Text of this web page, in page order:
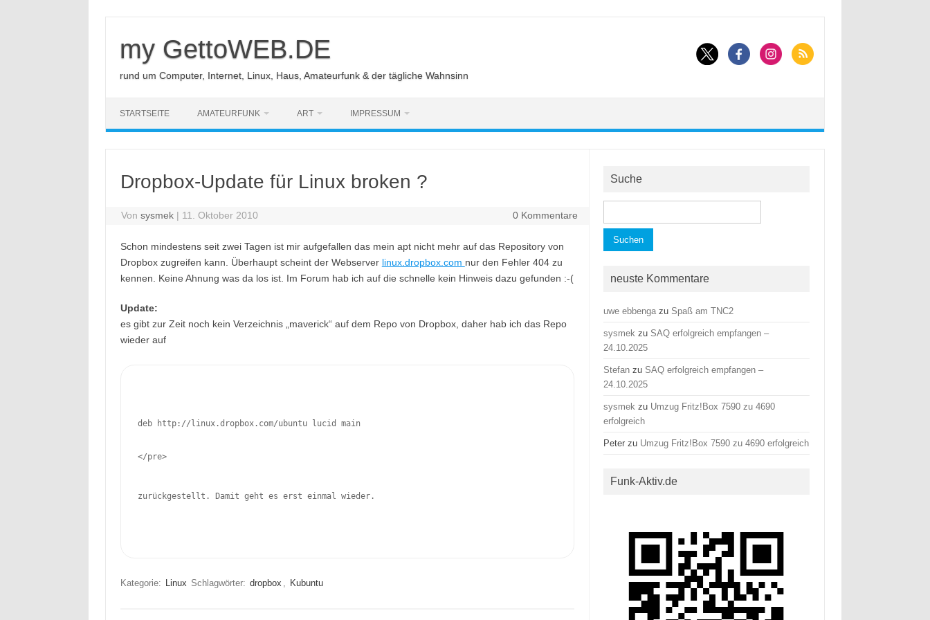
my GettoWEB.DE
rund um Computer, Internet, Linux, Haus, Amateurfunk & der tägliche Wahnsinn
STARTSEITE AMATEURFUNK ART IMPRESSUM
Dropbox-Update für Linux broken ?
Vonsysmek | 11. Oktober 2010 0 Kommentare
Schon mindestens seit zwei Tagen ist mir aufgefallen das mein apt nicht mehr auf das Repository von
Dropbox zugreifen kann. Überhaupt scheint der Webserver linux.dropbox.com nur den Fehler 404 zu
kennen. Keine Ahnung was da los ist. Im Forum hab ich auf die schnelle kein Hinweis dazu gefunden :-(
Update:
es gibt zur Zeit noch kein Verzeichnis „maverick“ auf dem Repo von Dropbox, daher hab ich das Repo
wieder auf
deb http://linux.dropbox.com/ubuntu lucid main
</pre>
zurückgestellt. Damit geht es erst einmal wieder.
Kategorie: Linux Schlagwörter: dropbox , Kubuntu
Suche
nach:
neuste Kommentare
uwe ebbenga zu Spaß am TNC2
sysmek zu SAQ erfolgreich empfangen –
24.10.2025
Stefan zu SAQ erfolgreich empfangen –
24.10.2025
sysmek zu Umzug Fritz!Box 7590 zu 4690
erfolgreich
Peter zu Umzug Fritz!Box 7590 zu 4690 erfolgreich
Funk-Aktiv.de